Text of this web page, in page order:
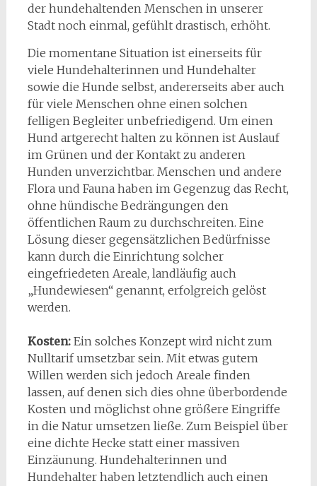
der hundehaltenden Menschen in unserer
Stadt noch einmal, gefühlt drastisch, erhöht.
Die momentane Situation ist einerseits für
viele Hundehalterinnen und Hundehalter
sowie die Hunde selbst, andererseits aber auch
für viele Menschen ohne einen solchen
felligen Begleiter unbefriedigend. Um einen
Hund artgerecht halten zu können ist Auslauf
im Grünen und der Kontakt zu anderen
Hunden unverzichtbar. Menschen und andere
Flora und Fauna haben im Gegenzug das Recht,
ohne hündische Bedrängungen den
öffentlichen Raum zu durchschreiten. Eine
Lösung dieser gegensätzlichen Bedürfnisse
kann durch die Einrichtung solcher
eingefriedeten Areale, landläufig auch
„Hundewiesen“ genannt, erfolgreich gelöst
werden.
Kosten:Ein solches Konzept wird nicht zum
Nulltarif umsetzbar sein. Mit etwas gutem
Willen werden sich jedoch Areale finden
lassen, auf denen sich dies ohne überbordende
Kosten und möglichst ohne größere Eingriffe
in die Natur umsetzen ließe. Zum Beispiel über
eine dichte Hecke statt einer massiven
Einzäunung. Hundehalterinnen und
Hundehalter haben letztendlich auch einen